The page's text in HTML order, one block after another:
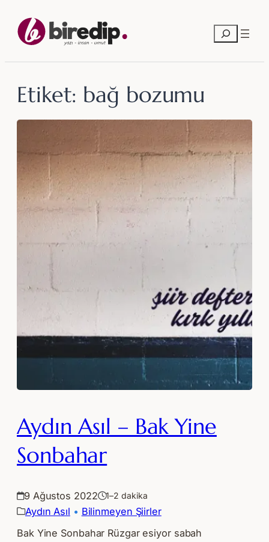
geç
Ara
Etiket: bağ bozumu
Aydın Asıl – Bak Yine
Sonbahar
9 Ağustos 2022 1–2 dakika
Aydın Asıl • Bilinmeyen Şiirler
Bak Yine Sonbahar Rüzgar esiyor sabah